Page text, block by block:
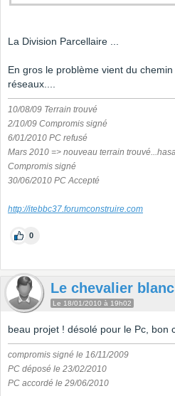
La Division Parcellaire ...
En gros le problème vient du
réseaux....
10/08/09 Terrain trouvé
2/10/09 Compromis signé
6/01/2010 PC refusé
Mars 2010 => nouveau terrain
Compromis signé
30/06/2010 PC Accepté
http://itebbc37.forumconstruire.com
0
Le chevalier blanc
Le 18/01/2010 à 19h02
beau projet ! désolé pour le Pc, bon
compromis signé le 16/11/2009
PC déposé le 23/02/2010
PC accordé le 29/06/2010